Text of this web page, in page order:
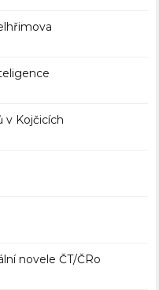
v Kojčicích
novele ČT/ČRo